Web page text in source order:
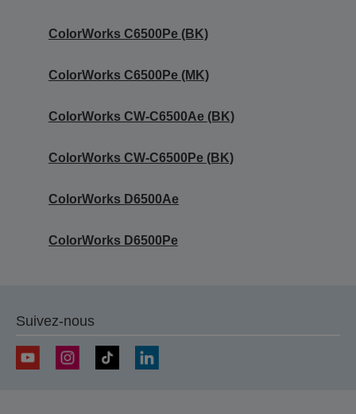
ColorWorks C6500Pe (BK)
ColorWorks C6500Pe (MK)
ColorWorks CW-C6500Ae (BK)
ColorWorks CW-C6500Pe (BK)
ColorWorks D6500Ae
ColorWorks D6500Pe
Suivez-nous